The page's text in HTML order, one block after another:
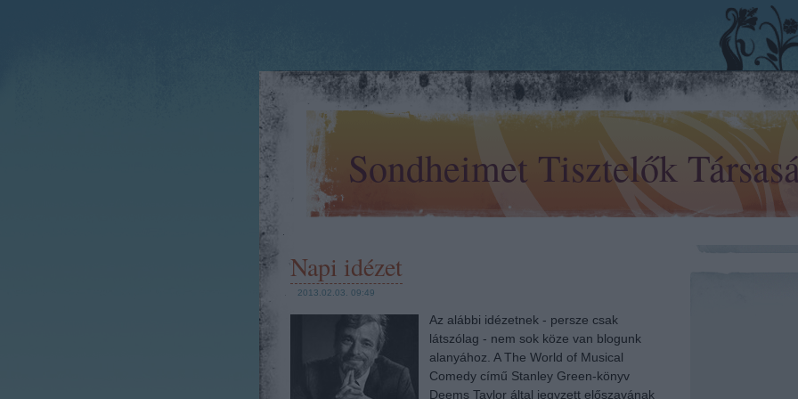
Sondheimet Tisztelők
Napi idézet
2013.02.03. 09:49
Az alábbi idézetnek - persze csak
látszólag - nem sok köze van blogunk
alanyához. A The World of Musical
Comedy című Stanley Green-könyv
Deems Taylor által jegyzett előszavának